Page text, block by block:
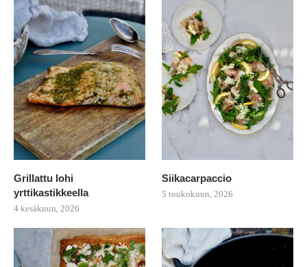
Grillattu lohi
yrttikastikkeella
4 kesäkuun, 2026
Siikacarpaccio
5 toukokuun, 2026